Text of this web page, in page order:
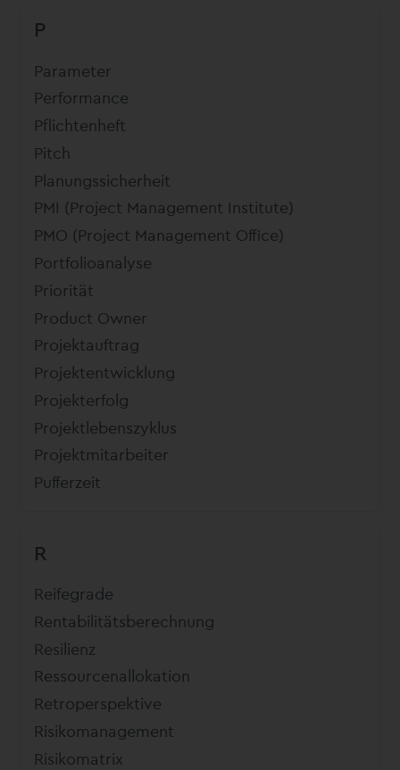
P
Parameter
Performance
Pflichtenheft
Pitch
Planungssicherheit
PMI (Project Management Institute)
PMO (Project Management Office)
Portfolioanalyse
Priorität
Product Owner
Projektauftrag
Projektentwicklung
Projekterfolg
Projektlebenszyklus
Projektmitarbeiter
Pufferzeit
R
Reifegrade
Rentabilitätsberechnung
Resilienz
Ressourcenallokation
Retroperspektive
Risikomanagement
Risikomatrix